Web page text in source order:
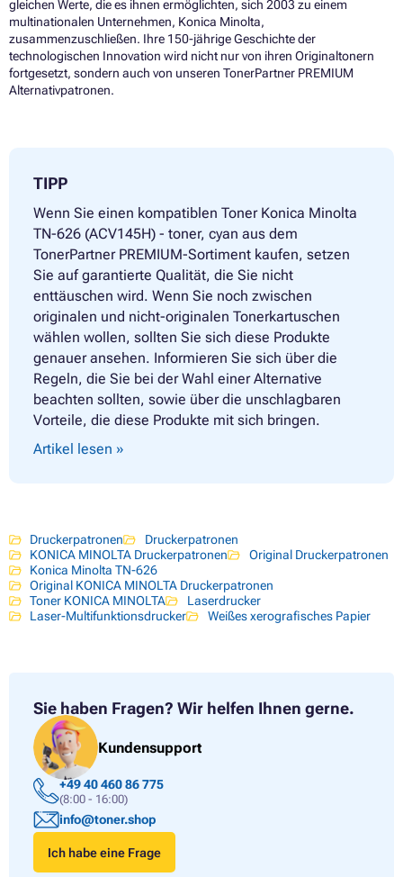
gleichen Werte, die es ihnen ermöglichten, sich 2003 zu einem
multinationalen Unternehmen, Konica Minolta,
zusammenzuschließen. Ihre 150-jährige Geschichte der
technologischen Innovation wird nicht nur von ihren Originaltonern
fortgesetzt, sondern auch von unseren TonerPartner PREMIUM
Alternativpatronen.
TIPP
Wenn Sie einen kompatiblen Toner Konica Minolta
TN-626 (ACV145H) - toner, cyan aus dem
TonerPartner PREMIUM-Sortiment kaufen, setzen
Sie auf garantierte Qualität, die Sie nicht
enttäuschen wird. Wenn Sie noch zwischen
originalen und nicht-originalen Tonerkartuschen
wählen wollen, sollten Sie sich diese Produkte
genauer ansehen. Informieren Sie sich über die
Regeln, die Sie bei der Wahl einer Alternative
beachten sollten, sowie über die unschlagbaren
Vorteile, die diese Produkte mit sich bringen.
Artikel lesen »
Druckerpatronen
Druckerpatronen
KONICA MINOLTA Druckerpatronen
Original Druckerpatronen
Konica Minolta TN-626
Original KONICA MINOLTA Druckerpatronen
Toner KONICA MINOLTA
Laserdrucker
Laser-Multifunktionsdrucker
Weißes xerografisches Papier
Sie haben Fragen? Wir helfen Ihnen gerne.
Kundensupport
+49 40 460 86 775
(8:00 - 16:00)
info@toner.shop
Ich habe eine Frage